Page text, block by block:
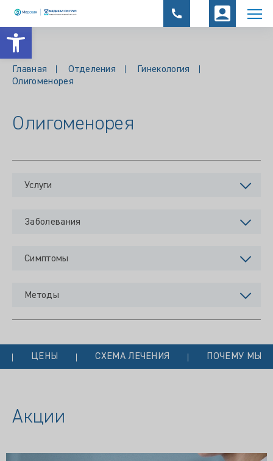
Открыть панель инструментов
Главная Отделения
Гинекология
Олигоменорея
Олигоменорея
Услуги
Заболевания
Симптомы
Методы
ЦЕНЫ СХЕМА ЛЕЧЕНИЯ ПОЧЕМУ МЫ?
Акции